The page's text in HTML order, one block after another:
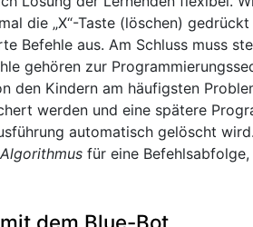
die „X“-Taste (löschen)
Befehle aus. Am Schluss muss
gehören zur
den Kindern am häufigsten
werden und eine spätere
automatisch gelöscht
Algorithmus für eine